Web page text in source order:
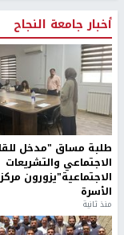
أخبار جامعة النجاح
طلبة مساق "مدخل
الاجتماعي والتشريعات
الاجتماعية"يزورون
الأسرة
منذ ثانية